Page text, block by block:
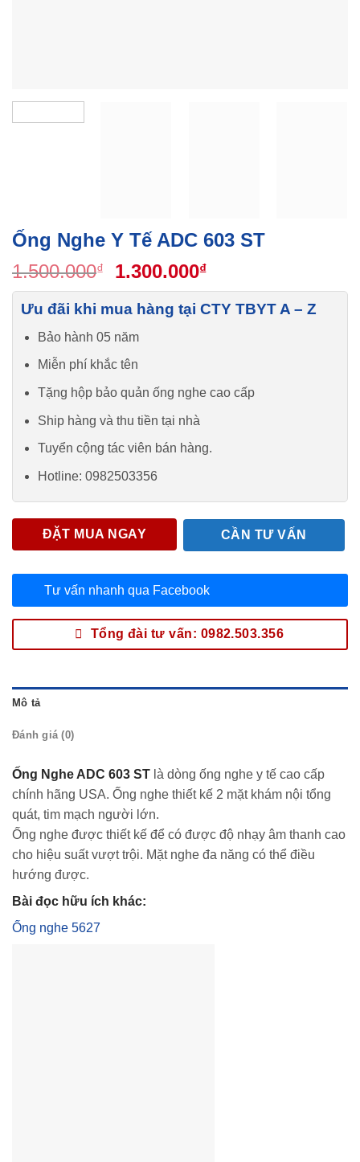
Ống Nghe Y Tế ADC 603 ST
1.500.000₫
Original
price
was:
1.500.000₫.
1.300.000₫Current
price
is:
Ưu đãi khi mua hàng tại CTY TBYT A – Z
Bảo hành 05 năm
Miễn phí khắc tên
Tặng hộp bảo quản ống nghe cao cấp
Ship hàng và thu tiền tại nhà
Tuyển cộng tác viên bán hàng.
Hotline: 0982503356
ĐẶT MUA NGAY CẦN TƯ VẤN
Tư vấn nhanh qua Facebook
Tổng đài tư vấn: 0982.503.356
Mô tả
Đánh giá (0)
Ống Nghe ADC 603 ST là dòng ống nghe y tế cao cấp
chính hãng USA. Ống nghe thiết kế 2 mặt khám nội tổng
quát, tim mạch người lớn.
Ống nghe được thiết kế để có được độ nhạy âm thanh cao
cho hiệu suất vượt trội. Mặt nghe đa năng có thể điều
hướng được.
Bài đọc hữu ích khác:
Ống nghe 5627